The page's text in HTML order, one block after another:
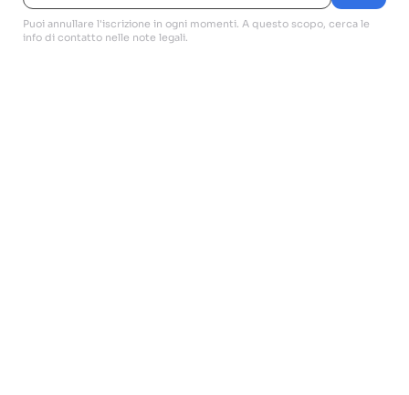
Puoi annullare l'iscrizione in ogni momenti. A questo scopo, cerca le
info di contatto nelle note legali.